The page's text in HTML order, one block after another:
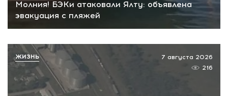
Молния! БЭКи атаковали Ялту: объявлена
эвакуация с пляжей
7 августа 2026
216
ЖИЗНЬ